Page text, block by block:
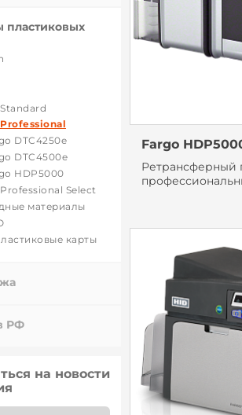
пластиковых
DTC4250e
DTC4500e
HDP5000
Select
материалы
карты
РФ
на новости
Fargo
Ретрансферный